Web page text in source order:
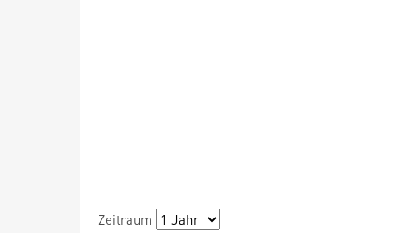
Zeitraum